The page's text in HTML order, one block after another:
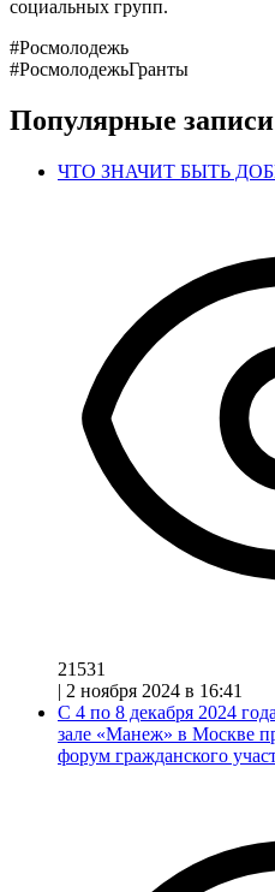
социальных групп.
#Росмолодежь
#РосмолодежьГранты
Популярные записи
ЧТО ЗНАЧИТ БЫТЬ
21531
| 2 ноября 2024 в 16:41
С 4 по 8 декабря 2024
зале «Манеж» в Москве
форум гражданского